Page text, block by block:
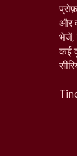
और
भेजें,
कई